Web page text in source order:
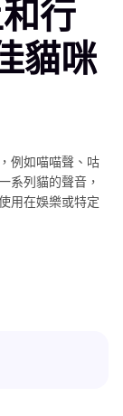
行
貓咪
例如喵喵聲、咕
系列貓的聲音，
用在娛樂或特定